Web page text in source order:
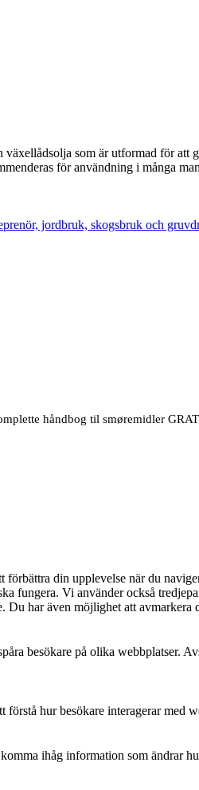
som är utformad för att
för användning i många
jordbruk, skogsbruk och
håndbog til smøremidler
din upplevelse när du
fungera. Vi använder också
Du har även möjlighet att
besökare på olika webbplatser.
förstå hur besökare interagerar med
ihåg information som ändrar